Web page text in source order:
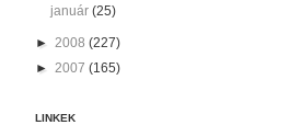
január(25)
► 2008 (227)
► 2007 (165)
LINKEK